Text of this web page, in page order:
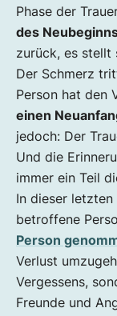
Phase der
des
zurück, es stellt
Der Schmerz
Person hat den
einen
jedoch: Der
Und die
immer ein Teil
In dieser letzten
betroffene
Person
Verlust
Vergessens,
Freunde und